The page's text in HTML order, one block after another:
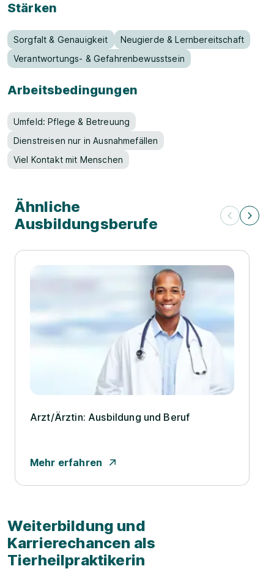
Stärken
Sorgfalt & Genauigkeit
Neugierde & Lernbereitschaft
Verantwortungs- & Gefahrenbewusstsein
Arbeitsbedingungen
Umfeld: Pflege & Betreuung
Dienstreisen nur in Ausnahmefällen
Viel Kontakt mit Menschen
Ähnliche
Ausbildungsberufe
Arzt/­Ärztin: Ausbildung und Beruf
Mehr erfahren
Weiterbildung und
Karrierechancen als
Tierheilpraktikerin